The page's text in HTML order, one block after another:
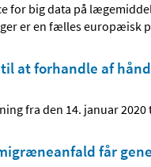
for big data på
er en fælles europæisk
at forhandle af
fra den 14. januar
får